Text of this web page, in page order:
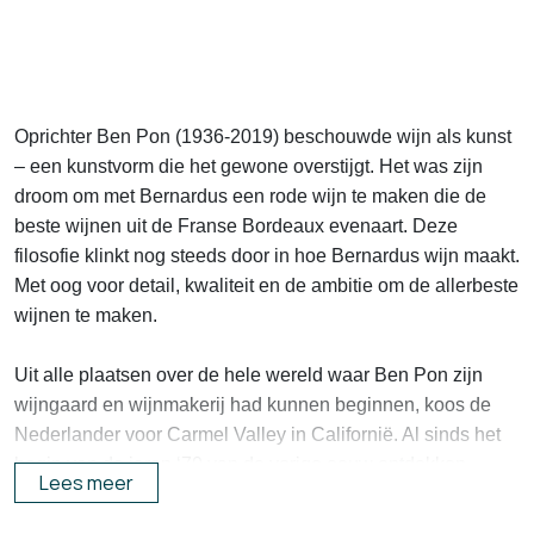
Oprichter Ben Pon (1936-2019) beschouwde wijn als kunst
– een kunstvorm die het gewone overstijgt. Het was zijn
droom om met Bernardus een rode wijn te maken die de
beste wijnen uit de Franse Bordeaux evenaart. Deze
filosofie klinkt nog steeds door in hoe Bernardus wijn maakt.
Met oog voor detail, kwaliteit en de ambitie om de allerbeste
wijnen te maken.
Uit alle plaatsen over de hele wereld waar Ben Pon zijn
wijngaard en wijnmakerij had kunnen beginnen, koos de
Nederlander voor Carmel Valley in Californië. Al sinds het
begin van de jaren ‘70 van de vorige eeuw ontdekken
steeds meer wijnbouwers hoe geschikt deze relatief nieuwe
Lees meer